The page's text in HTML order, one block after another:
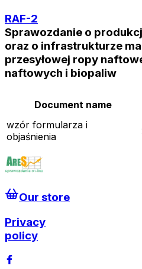
RAF-2
Sprawozdanie o
oraz o infrastrukturze
przesyłowej ropy
naftowych i biopaliw
Document name
wzór formularza i
objaśnienia
Our store
Privacy
policy